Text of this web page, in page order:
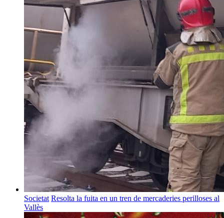
Societat Resolta la fuita en un tren de mercaderies perilloses al
Vallès